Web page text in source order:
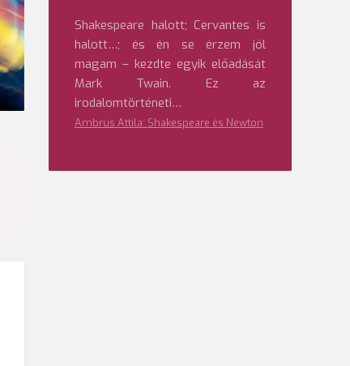
Shakespeare halott; Cervantes is
halott…; és én se érzem jól
magam – kezdte egyik előadását
Mark Twain. Ez az
irodalomtörténeti…
Ambrus Attila: Shakespeare és Newton